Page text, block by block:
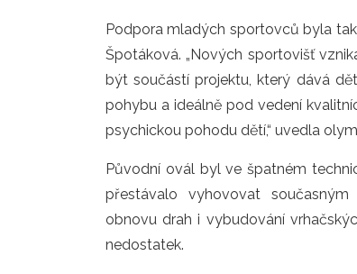
Podpora mladých sportovců byla
Špotáková. „Nových sportovišť
být součástí projektu, který dává
pohybu a ideálně pod vedení
psychickou pohodu dětí,“ uvedla
Původní ovál byl ve špatném
přestávalo vyhovovat
obnovu drah i vybudování
nedostatek.